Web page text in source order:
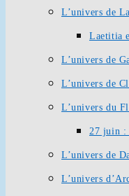
L’univers de
Laetitia
L’univers de
L’univers de
L’univers du
27 juin :
L’univers de
L’univers